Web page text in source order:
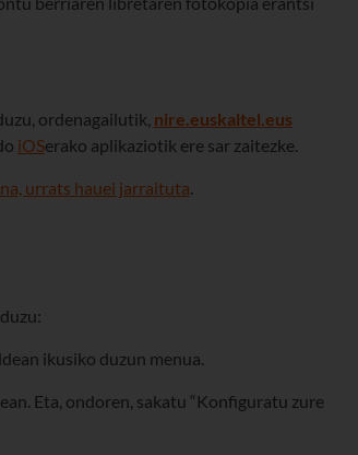
ordenagailutik, nire.euskaltel.eus
iOSerako aplikaziotik ere sar zaitezke.
urrats hauei jarraituta
ikusiko duzun menua.
Eta, ondoren, sakatu “Konfiguratu zure